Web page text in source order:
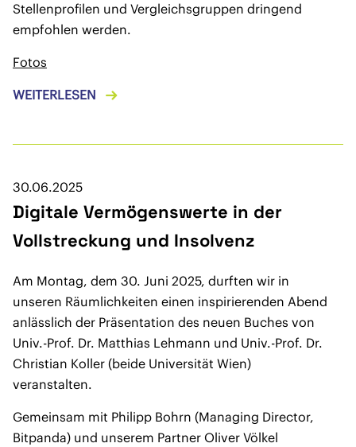
Stellenprofilen und Vergleichsgruppen dringend
empfohlen werden.
Fotos
WEITERLESEN
30.06.2025
Digitale Vermögenswerte in der
Vollstreckung und Insolvenz
Am Montag, dem 30. Juni 2025, durften wir in
unseren Räumlichkeiten einen inspirierenden Abend
anlässlich der Präsentation des neuen Buches von
Univ.-Prof. Dr. Matthias Lehmann und Univ.-Prof. Dr.
Christian Koller (beide Universität Wien)
veranstalten.
Gemeinsam mit Philipp Bohrn (Managing Director,
Bitpanda) und unserem Partner Oliver Völkel